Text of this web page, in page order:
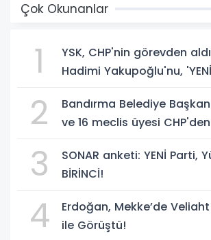
Çok Okunanlar
1
YSK, CHP'nin görevden
Hadimi Yakupoğlu'nu,
2
Bandırma Belediye
ve 16 meclis üyesi
3
SONAR anketi: YENİ Parti,
BİRİNCİ!
4
Erdoğan, Mekke’de
ile Görüştü!